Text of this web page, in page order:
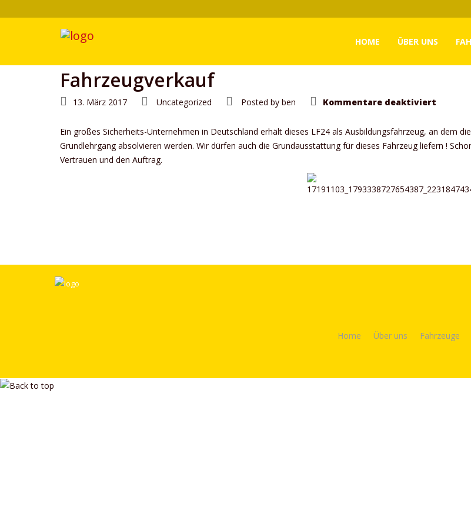
HOME ÜBER UNS
Fahrzeugverkauf
13. März 2017 Uncategorized Posted by ben Kommentare deaktiviert
Ein großes Sicherheits-Unternehmen in Deutschland erhält dieses LF24 als Ausbildungsfahrzeug, an dem
Grundlehrgang absolvieren werden. Wir dürfen auch die Grundausstattung für dieses Fahrzeug liefern !
Vertrauen und den Auftrag.
Home Über uns Fahrzeuge